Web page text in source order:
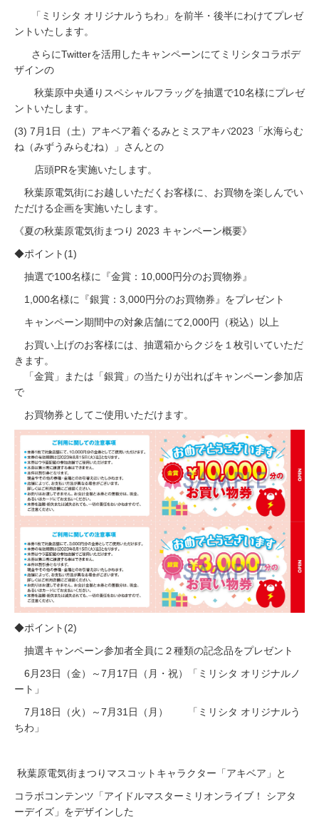
「ミリシタ オリジナルうちわ」を前半・後半にわけてプレゼ
ントいたします。
さらにTwitterを活用したキャンペーンにてミリシタコラボデ
ザインの
秋葉原中央通りスペシャルフラッグを抽選で10名様にプレゼ
ントいたします。
(3) 7月1日（土）アキベア着ぐるみとミスアキバ2023「水海らむ
ね（みずうみらむね）」さんとの
店頭PRを実施いたします。
秋葉原電気街にお越しいただくお客様に、お買物を楽しんでい
ただける企画を実施いたします。
《夏の秋葉原電気街まつり 2023 キャンペーン概要》
◆ポイント(1)
抽選で100名様に『金賞：10,000円分のお買物券』
1,000名様に『銀賞：3,000円分のお買物券』をプレゼント
キャンペーン期間中の対象店舗にて2,000円（税込）以上
お買い上げのお客様には、抽選箱からクジを１枚引いていただ
きます。
「金賞」または「銀賞」の当たりが出ればキャンペーン参加店
で
お買物券としてご使用いただけます。
◆ポイント(2)
抽選キャンペーン参加者全員に２種類の記念品をプレゼント
6月23日（金）～7月17日（月・祝）「ミリシタ オリジナルノ
ート」
7月18日（火）～7月31日（月） 「ミリシタ オリジナルう
ちわ」
秋葉原電気街まつりマスコットキャラクター「アキベア」と
コラボコンテンツ「アイドルマスターミリオンライブ！ シアタ
ーデイズ」をデザインした